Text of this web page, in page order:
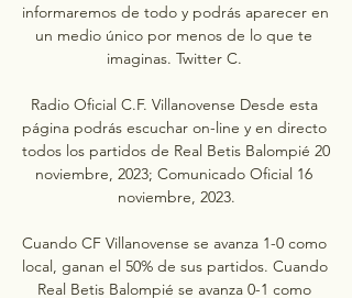
informaremos de todo y podrás aparecer en
un medio único por menos de lo que te
imaginas. Twitter C.
Radio Oficial C.F. Villanovense Desde esta
página podrás escuchar on-line y en directo
todos los partidos de Real Betis Balompié 20
noviembre, 2023; Comunicado Oficial 16
noviembre, 2023.
Cuando CF Villanovense se avanza 1-0 como
local, ganan el 50% de sus partidos. Cuando
Real Betis Balompié se avanza 0-1 como